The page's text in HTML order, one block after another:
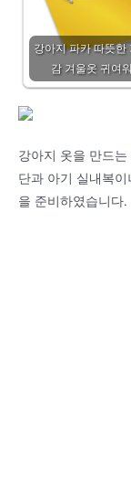
강아지 파카 따뜻한
감 겨울옷 귀여
강아지 옷을 만드
단과 아기 실내복
을 준비하였습니다.